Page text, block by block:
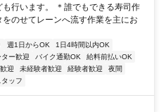
行います。 ＊誰でもできる寿司作
のせてレーンへ流す作業を主にお
週1日からOK
1日4時間以内OK
ター歓迎 バイク通勤OK
給料前払いOK
迎 未経験者歓迎 経験者歓迎
夜間
ッフ